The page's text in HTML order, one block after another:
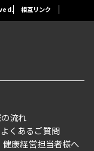
相互リンク
流れ
よくあるご質問
健康経営担当者様へ